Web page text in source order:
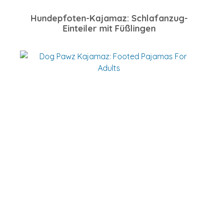
Hundepfoten-Kajamaz: Schlafanzug-
Einteiler mit Füßlingen